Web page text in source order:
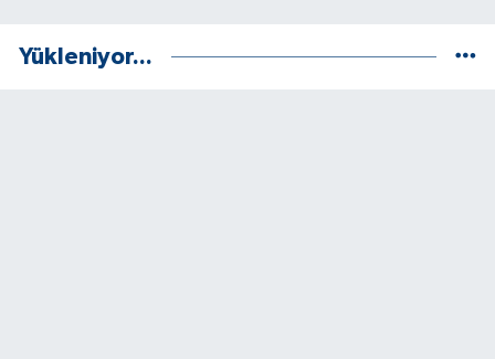
Yükleniyor...